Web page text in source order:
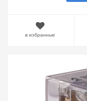
в избранные